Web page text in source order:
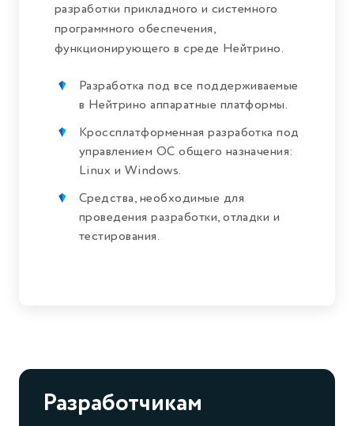
разработки прикладного и системного
программного обеспечения,
функционирующего в среде Нейтрино.
Разработка под все поддерживаемые
в Нейтрино аппаратные платформы.
Кроссплатформенная разработка под
управлением ОС общего назначения:
Linux и Windows.
Средства, необходимые для
проведения разработки, отладки и
тестирования.
Разработчикам